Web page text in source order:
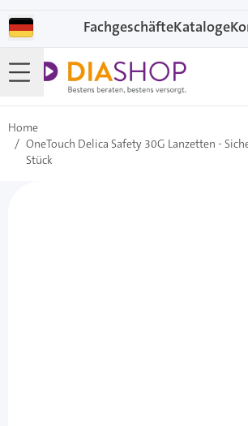
FachgeschäfteKataloge
Home
/ OneTouch Delica Safety 30G Lanzetten -
Stück